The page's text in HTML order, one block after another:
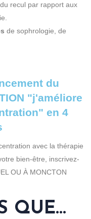
recul par rapport aux
de sophrologie, de
du
"j'améliore
en 4
avec la thérapie
bien-être, inscrivez-
OU À MONCTON
QUE...